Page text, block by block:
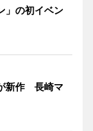
」の初イベン
新作 長崎マ